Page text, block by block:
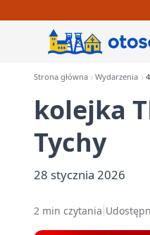
Strona główna Wydarzenia
kolejka
Tychy
28 stycznia 2026
2 min czytania